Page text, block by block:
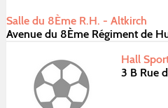
Salle du 8Ème R.H. - Altkirch
Avenue du 8Ème Régiment de
Hall
3 B Rue